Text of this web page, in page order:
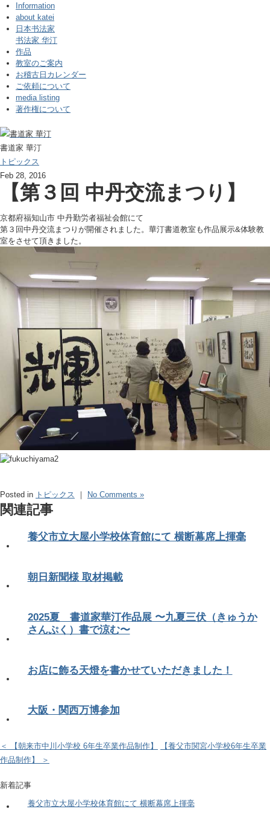
Information
about katei
日本书法家
书法家 华汀
作品
教室のご案内
お稽古日カレンダー
ご依頼について
media listing
著作権について
書道家 華汀
トピックス
Feb 28, 2016
【第３回 中丹交流まつり】
京都府福知山市 中丹勤労者福祉会館にて
第３回中丹交流まつりが開催されました。華汀書道教室も作品展示&体験教
室をさせて頂きました。
Posted in トピックス ｜ No Comments »
関連記事
養父市立大屋小学校体育館にて 横断幕席上揮毫
朝日新聞様 取材掲載
2025夏 書道家華汀作品展 〜九夏三伏（きゅうか
さんぷく）書で涼む〜
お店に飾る天燈を書かせていただきました！
大阪・関西万博参加
＜ 【朝来市中川小学校 6年生卒業作品制作】
【養父市関宮小学校6年生卒業
作品制作】 ＞
新着記事
養父市立大屋小学校体育館にて 横断幕席上揮毫